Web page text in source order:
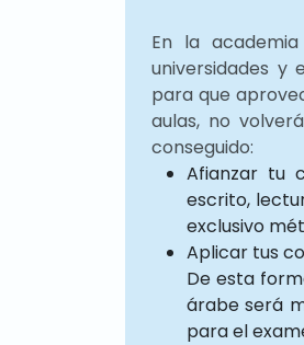
En la
universidades y
para que
aulas, no
conseguido:
Afianzar tu
escrito,
exclusivo
Aplicar tus
De esta
árabe será
para el